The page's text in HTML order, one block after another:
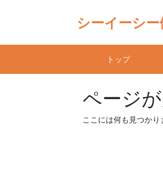
シーイーシ
トップ
ページ
ここには何も見つかり